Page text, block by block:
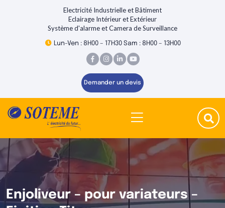
Electricité Industrielle et Bâtiment
Eclairage Intérieur et Extérieur
Système d'alarme et Camera de Surveillance
Lun-Ven : 8H00 – 17H30 Sam : 8H00 – 13H00
Demander un devis
Enjoliveur – pour variateurs –